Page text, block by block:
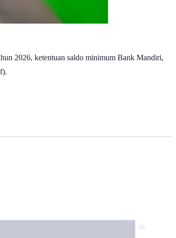
2026, ketentuan saldo minimum Bank Mandiri,